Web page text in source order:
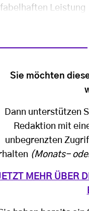
Leistung
Sie möchten
Dann unterstützen
Redaktion mit
unbegrenzten
(Monats-
MEHR ÜBER